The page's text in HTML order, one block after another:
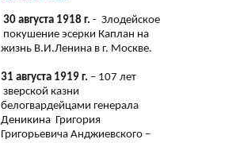
30 августа 1918 г. - Злодейское
покушение эсерки Каплан на
жизнь В.И.Ленина в г. Москве.
31 августа 1919 г. – 107 лет
зверской казни
белогвардейцами генерала
Деникина Григория
Григорьевича Анджиевского –